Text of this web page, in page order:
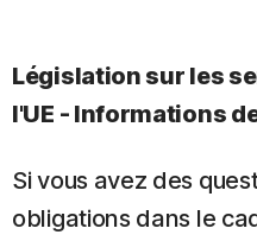
Législation sur les
l'UE - Informations
Si vous avez des
obligations dans le